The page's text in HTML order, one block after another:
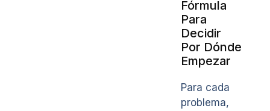
Fórmula
Para
Decidir
Por Dónde
Empezar
Para cada
problema,